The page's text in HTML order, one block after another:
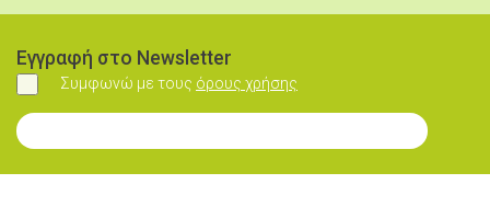
Εγγραφή στο Newsletter
Συμφωνώ
Συμφωνώ με τους όρους χρήσης
Εγγραφή στο Newsletter